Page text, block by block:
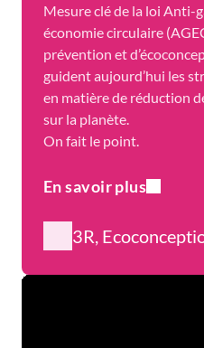
Mesure clé de la loi Anti-
économie circulaire
prévention et
guident aujourd’hui les
en matière de réduction
sur la planète.
On fait le point.
En savoir plus
3R,